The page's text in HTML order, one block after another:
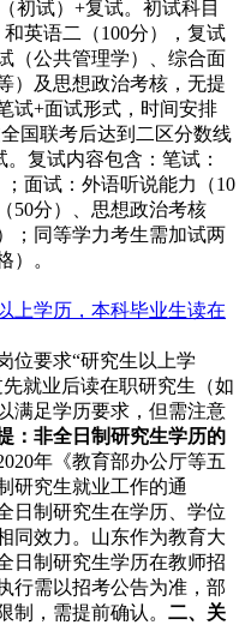
初试）+复试。初试科目
英语二（100分），复试
（公共管理学）、综合面
）及思想政治考核，无提
试+面试形式，时间安排
国联考后达到二区分数线
。复试内容包含：笔试：
面试：外语听说能力（10
50分）、思想政治考核
；同等学力考生需加试两
）。
上学历，本科毕业生读在
位要求“研究生以上学
就业后读在职研究生（如
满足学历要求，但需注意
：非全日制研究生学历的
年《教育部办公厅等五
研究生就业工作的通
日制研究生在学历、学位
同效力。山东作为教育大
日制研究生学历在教师招
行需以招考公告为准，部
制，需提前确认。 二、关